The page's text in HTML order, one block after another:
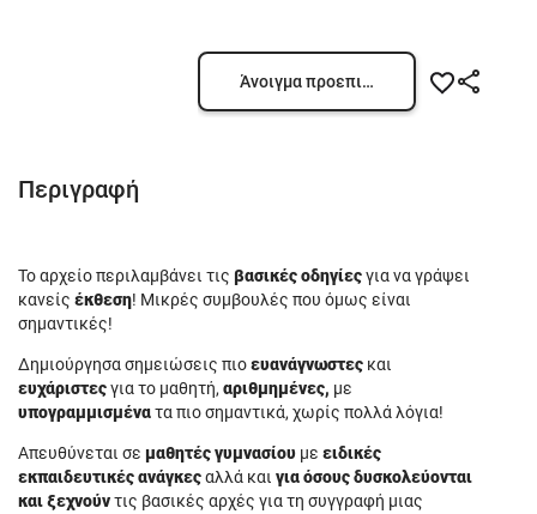
Άνοιγμα προεπισκόπησης
Περιγραφή
Το αρχείο περιλαμβάνει τις βασικές οδηγίεςγια να γράψει
κανείς έκθεση! Μικρές συμβουλές που όμως είναι
σημαντικές!
Δημιούργησα σημειώσεις πιοευανάγνωστες και
ευχάριστεςγια το μαθητή, αριθμημένες, με
υπογραμμισμένατα πιο σημαντικά, χωρίς πολλά λόγια!
Απευθύνεται σε μαθητές γυμνασίου με ειδικές
εκπαιδευτικές ανάγκεςαλλά και για όσους δυσκολεύονται
και ξεχνούντις βασικές αρχές για τη συγγραφή μιας